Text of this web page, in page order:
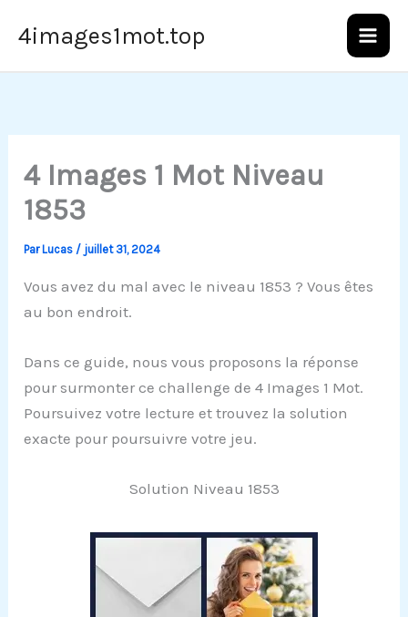
4images1mot.top
4 Images 1 Mot Niveau
1853
ParLucas / juillet 31, 2024
Vous avez du mal avec le niveau 1853 ? Vous êtes
au bon endroit.
Dans ce guide, nous vous proposons la réponse
pour surmonter ce challenge de 4 Images 1 Mot.
Poursuivez votre lecture et trouvez la solution
exacte pour poursuivre votre jeu.
Solution Niveau 1853